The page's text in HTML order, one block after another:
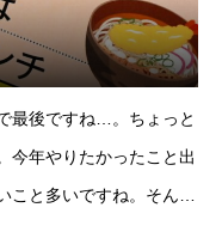
最後ですね…。ちょっと
今年やりたかったこと出
と多いですね。そんな